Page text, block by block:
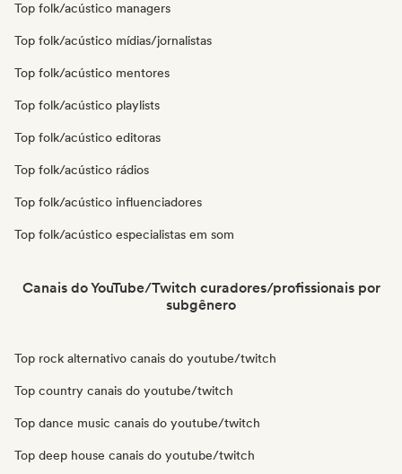
Top folk/acústico managers
Top folk/acústico mídias/jornalistas
Top folk/acústico mentores
Top folk/acústico playlists
Top folk/acústico editoras
Top folk/acústico rádios
Top folk/acústico influenciadores
Top folk/acústico especialistas em som
Canais do YouTube/Twitch curadores/profissionais por
subgênero
Top rock alternativo canais do youtube/twitch
Top country canais do youtube/twitch
Top dance music canais do youtube/twitch
Top deep house canais do youtube/twitch